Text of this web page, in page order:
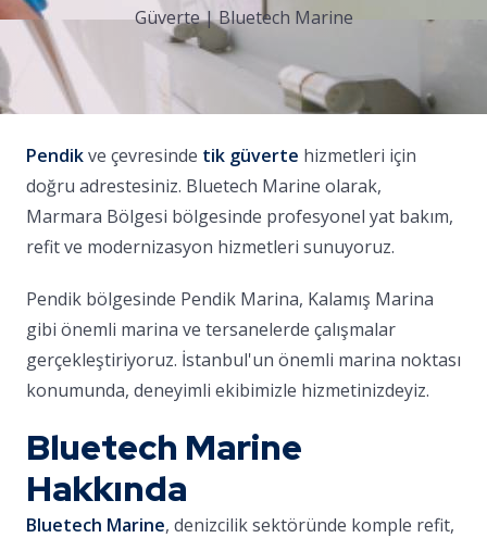
Güverte | Bluetech Marine
Pendikve çevresinde tik güverte hizmetleri için
doğru adrestesiniz. Bluetech Marine olarak,
Marmara Bölgesi bölgesinde profesyonel yat bakım,
refit ve modernizasyon hizmetleri sunuyoruz.
Pendik bölgesinde Pendik Marina, Kalamış Marina
gibi önemli marina ve tersanelerde çalışmalar
gerçekleştiriyoruz. İstanbul'un önemli marina noktası
konumunda, deneyimli ekibimizle hizmetinizdeyiz.
Bluetech Marine
Hakkında
Bluetech Marine, denizcilik sektöründe komple refit,